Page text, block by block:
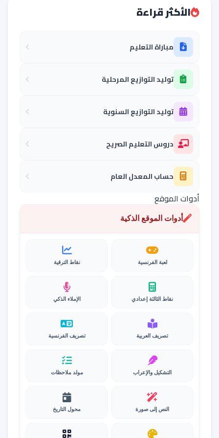
الأكثر قراءة
مباراة التعليم
توليد التوازيع المرحلية
توليد التوازيع السنوية
دروس التعليم الصريح
حساب المعدل العام
أدوات الموقع
أدوات الموقع الذكية
لعبة الفرنسية نقاط الترقية
نقاط الثالثة إعدادي الإملاء الذكي
تصريف العربية تصريف الفرنسية
التشكيل والإعراب مولد ملاحظات
النص إلى صورة محول التاريخ